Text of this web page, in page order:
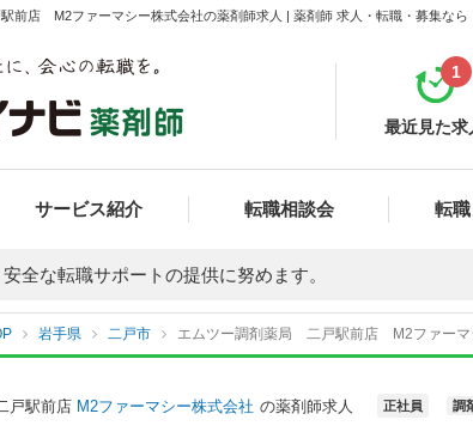
前店 M2ファーマシー株式会社の薬剤師求人 | 薬剤師 求人・転職・募集なら
最近見た求
1
サービス紹介 転職相談会 転
全な転職サポートの提供に努めます。
岩手県 二戸市 エムツー調剤薬局 二戸駅前店 M2ファーマ
戸駅前店 M2ファーマシー株式会社 の薬剤師求人 正社員 調